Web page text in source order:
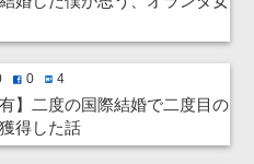
facebook0 hatenabookmark4
有】二度の国際結婚で二度目の
得した話